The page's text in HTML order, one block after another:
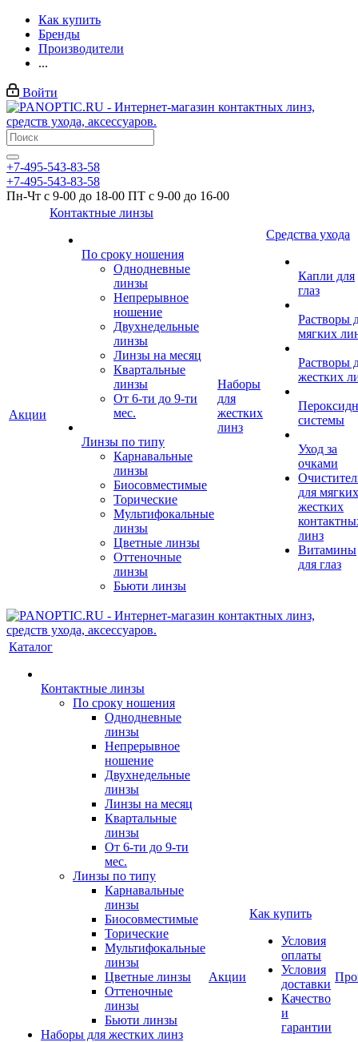
Как купить
Бренды
Производители
...
Войти
+7-495-543-83-58
+7-495-543-83-58
Пн-Чт с 9-00 до 18-00 ПТ с 9-00 до 16-00
Акции
Контактные линзы
По сроку ношения
Однодневные
линзы
Непрерывное
ношение
Двухнедельные
линзы
Линзы на месяц
Квартальные
линзы
От 6-ти до 9-ти
мес.
Линзы по типу
Карнавальные
линзы
Биосовместимые
Торические
Мультифокальные
линзы
Цветные линзы
Оттеночные
линзы
Бьюти линзы
Наборы
для
жестких
линз
Средства ухода
Капли для
глаз
Растворы
мягких
Растворы
жестких
системы
Уход за
очками
для
жестких
линз
Витамины
для глаз
Каталог
Контактные линзы
По сроку ношения
Однодневные
линзы
Непрерывное
ношение
Двухнедельные
линзы
Линзы на месяц
Квартальные
линзы
От 6-ти до 9-ти
мес.
Линзы по типу
Карнавальные
линзы
Биосовместимые
Торические
Мультифокальные
линзы
Цветные линзы
Оттеночные
линзы
Бьюти линзы
Наборы для жестких линз
Акции
Как купить
Условия
оплаты
Условия
доставки
Качество
и
гарантии